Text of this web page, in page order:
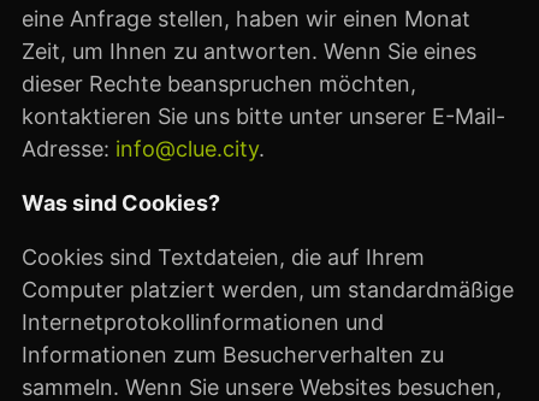
eine Anfrage stellen, haben wir einen Monat
Zeit, um Ihnen zu antworten. Wenn Sie eines
dieser Rechte beanspruchen möchten,
kontaktieren Sie uns bitte unter unserer E-Mail-
Adresse: info@clue.city.
Was sind Cookies?
Cookies sind Textdateien, die auf Ihrem
Computer platziert werden, um standardmäßige
Internetprotokollinformationen und
Informationen zum Besucherverhalten zu
sammeln. Wenn Sie unsere Websites besuchen,